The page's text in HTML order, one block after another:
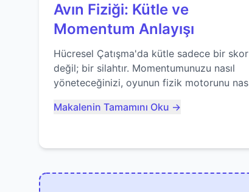
Avın Fiziği: Kütle ve
Momentum Anlayışı
Hücresel Çatışma'da kütle sadece bir skor
değil; bir silahtır. Momentumunuzu nasıl
yöneteceğinizi, oyunun fizik motorunu nasıl
nasıl ustalaşacağınızı öğrenin...
Makalenin Tamamını Oku →